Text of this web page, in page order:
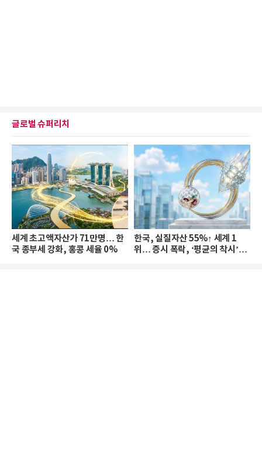
글로벌 슈퍼리치
세계 초고액자산가 71만명… 한
국 종부세 강화, 홍콩 세율 0%
한국, 실질자산 55%↑ 세계 1
위… 증시 폭락, ‘평균의 착시’와